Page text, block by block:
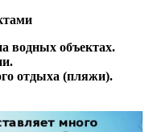
водных объектах.
отдыха (пляжи).